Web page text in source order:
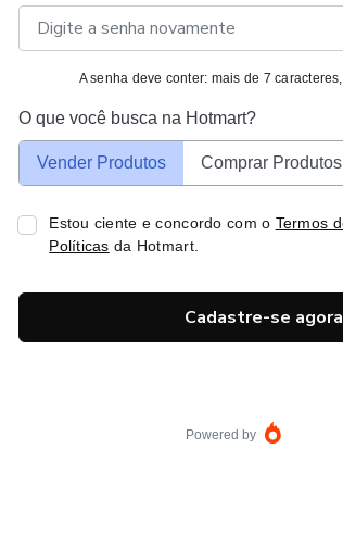
A senha deve conter: mais de 7
O que você busca na Hotmart?
Vender Produtos Comprar Produtos
Estou ciente e concordo com o Termos
Políticas da Hotmart.
Cadastre-se agora
Powered by